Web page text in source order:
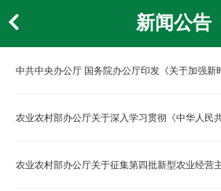
新闻公告